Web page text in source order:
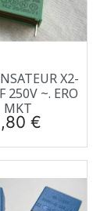
X2-
250V ~. ERO
MKT
€